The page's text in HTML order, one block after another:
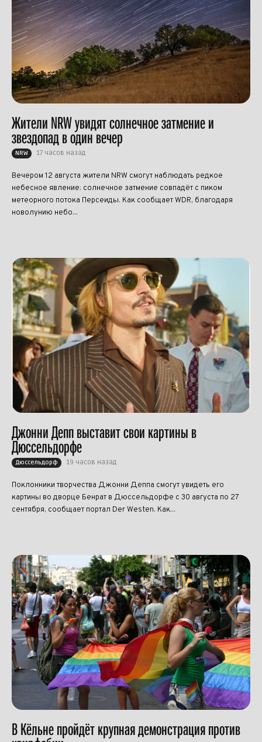
Жители NRW увидят солнечное затмение и
звездопад в один вечер
NRW 17 часов назад
Вечером 12 августа жители NRW смогут наблюдать редкое
небесное явление: солнечное затмение совпадёт с пиком
метеорного потока Персеиды. Как сообщает WDR, благодаря
новолунию небо...
Джонни Депп выставит свои картины в
Дюссельдорфе
Дюссельдорф 19 часов назад
Поклонники творчества Джонни Деппа смогут увидеть его
картины во дворце Бенрат в Дюссельдорфе с 30 августа по 27
сентября, сообщает портал Der Westen. Как...
В Кёльне пройдёт крупная демонстрация против